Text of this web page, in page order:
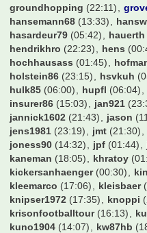
groundhopping (22:11)
hansemann68 (13:33)
hasardeur79 (05:42) hauerth
hendrikhro (22:23) hens
hochhausass (01:45)
holstein86 (23:15) hsvkuh
hulk85 (06:00) hupfl (06:04)
insurer86 (15:03) jan921
jannick1602 (21:43) jason
jens1981 (23:19) jmt (21:30)
joness90 (14:32) jpf (01:44)
kaneman (18:05) khratoy
kickersanhaenger(00:30)
kleemarco (17:06) kleisbaer
knipser1972 (17:35) knoppi
krisonfootballtour(16:13)
kuno1904 (14:07) kw87hb